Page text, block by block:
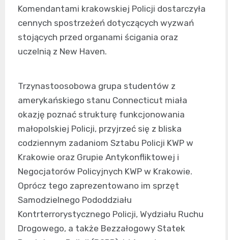
Komendantami krakowskiej Policji dostarczyła
cennych spostrzeżeń dotyczących wyzwań
stojących przed organami ścigania oraz
uczelnią z New Haven.
Trzynastoosobowa grupa studentów z
amerykańskiego stanu Connecticut miała
okazję poznać strukturę funkcjonowania
małopolskiej Policji, przyjrzeć się z bliska
codziennym zadaniom Sztabu Policji KWP w
Krakowie oraz Grupie Antykonfliktowej i
Negocjatorów Policyjnych KWP w Krakowie.
Oprócz tego zaprezentowano im sprzęt
Samodzielnego Pododdziału
Kontrterrorystycznego Policji, Wydziału Ruchu
Drogowego, a także Bezzałogowy Statek